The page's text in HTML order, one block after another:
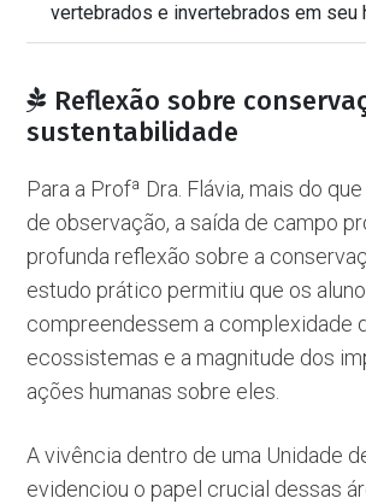
vertebrados e invertebrados em seu
Reflexão sobre
sustentabilidade
Para a Profª Dra. Flávia, mais do
de observação, a saída de campo
profunda reflexão sobre a
estudo prático permitiu que os
compreendessem a complexidade
ecossistemas e a magnitude dos
ações humanas sobre eles.
A vivência dentro de uma Unidade
evidenciou o papel crucial dessas